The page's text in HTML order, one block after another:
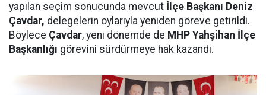
yapılan seçim sonucunda mevcut İlçe Başkanı Deniz
Çavdar, delegelerin oylarıyla yeniden göreve getirildi.
Böylece Çavdar, yeni dönemde de MHP Yahşihan İlçe
Başkanlığı görevini sürdürmeye hak kazandı.